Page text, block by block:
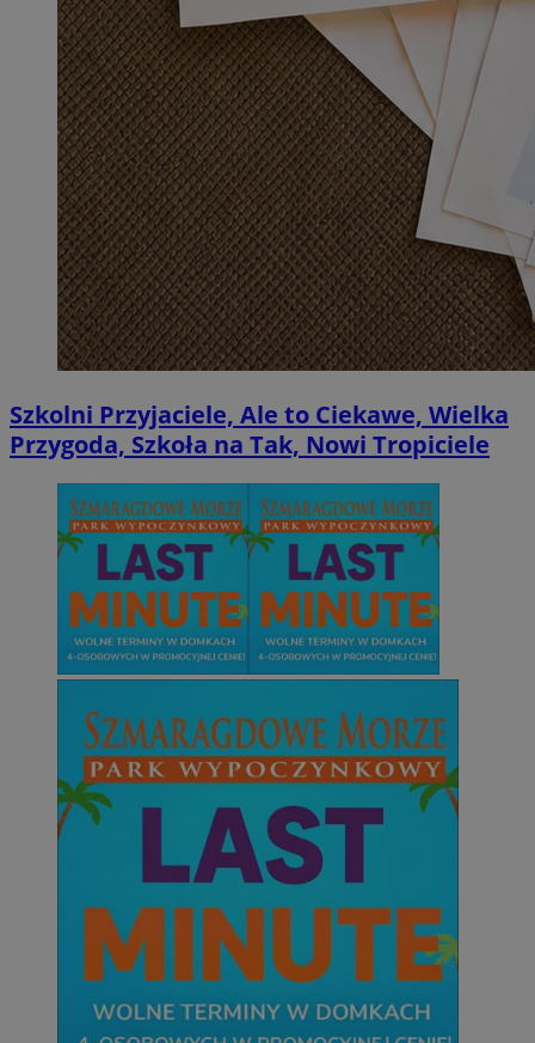
Szkolni Przyjaciele, Ale to Ciekawe, Wielka
Przygoda, Szkoła na Tak, Nowi Tropiciele